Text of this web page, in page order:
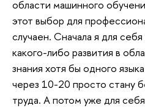
области машинного
этот выбор для
случаен. Сначала я для
какого-либо развития в
знания хотя бы одного
через 10-20 просто стану
труда. А потом уже для